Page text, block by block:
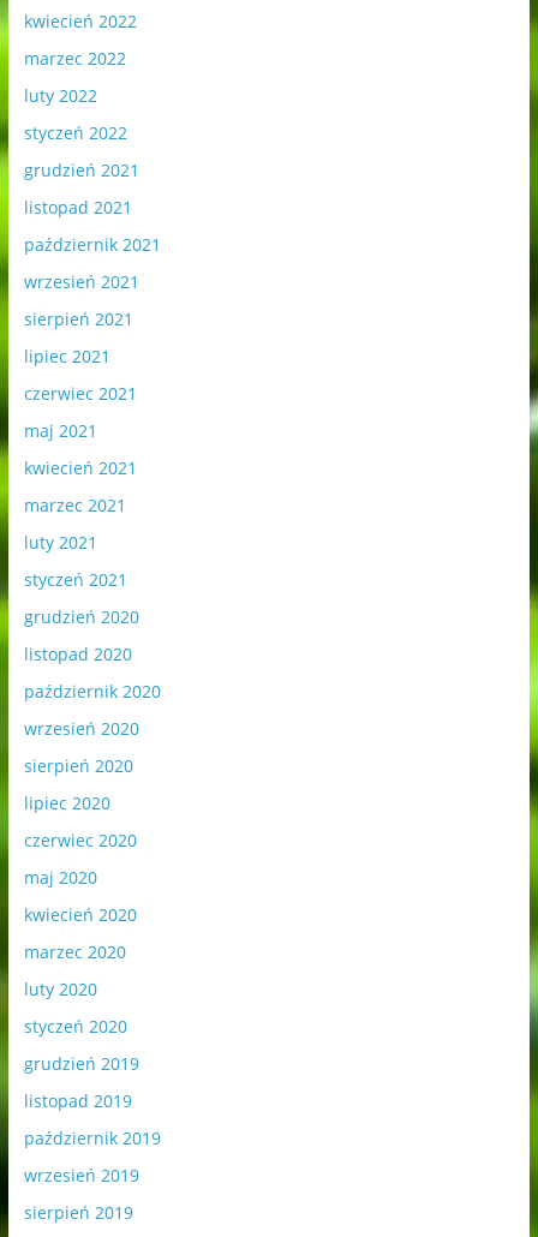
kwiecień 2022
marzec 2022
luty 2022
styczeń 2022
grudzień 2021
listopad 2021
październik 2021
wrzesień 2021
sierpień 2021
lipiec 2021
czerwiec 2021
maj 2021
kwiecień 2021
marzec 2021
luty 2021
styczeń 2021
grudzień 2020
listopad 2020
październik 2020
wrzesień 2020
sierpień 2020
lipiec 2020
czerwiec 2020
maj 2020
kwiecień 2020
marzec 2020
luty 2020
styczeń 2020
grudzień 2019
listopad 2019
październik 2019
wrzesień 2019
sierpień 2019